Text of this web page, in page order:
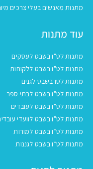
מתנות מאנשים בעלי צרכים
עוד מתנות
מתנות לט"ו בשבט לעסקים
מתנות לט"ו בשבט ללקוחות
מתנות לטו בשבט לגנים
מתנות לט"ו בשבט לבתי ספר
מתנות לט"ו בשבט לעובדים
מתנות לט"ו בשבט לוועדי
מתנות לט״ו בשבט למורות
מתנות לט״ו בשבט לגננות